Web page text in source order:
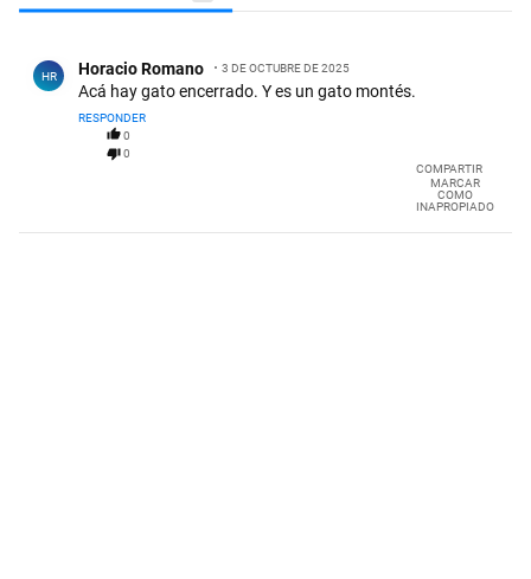
HR Horacio Romano 3 DE OCTUBRE DE 2025
Acá hay gato encerrado. Y es un gato montés.
RESPONDER
0
0
COMPARTIR
MARCAR
COMO
INAPROPIADO